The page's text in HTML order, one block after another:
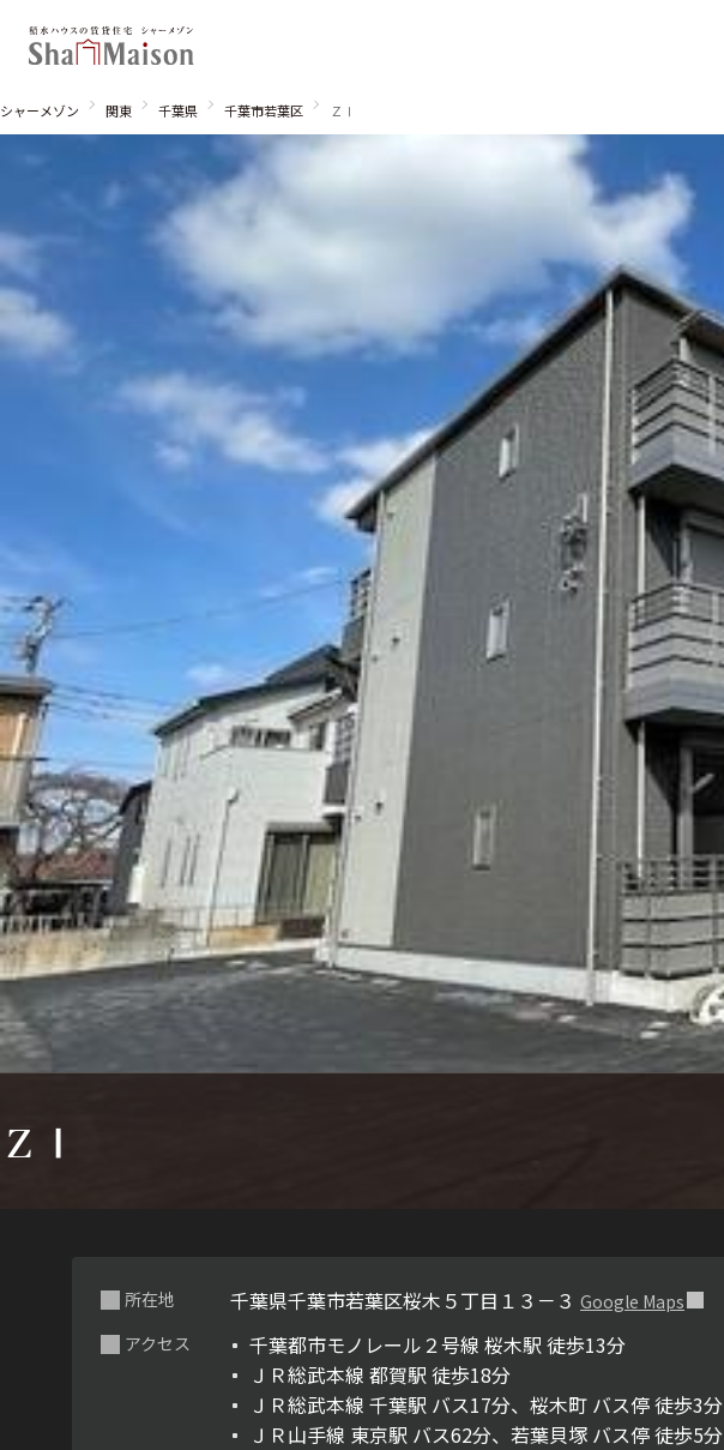
関東
中部
中国・四国 九州
シャーメゾンとは シャーメゾンセレクション ルームツアー
動画ギャラリー ShaMaison STYLE
シャーメゾン 関東 千葉県 千葉市若葉区 ＺⅠ
ＺⅠ
所在地 千葉県千葉市若葉区桜木５丁目１３－３ Google Maps
アクセス
千葉都市モノレール２号線 桜木駅 徒歩13分
ＪＲ総武本線 都賀駅 徒歩18分
ＪＲ総武本線 千葉駅 バス17分、桜木町 バス停 徒歩3分
ＪＲ山手線 東京駅 バス62分、若葉貝塚 バス停 徒歩5分